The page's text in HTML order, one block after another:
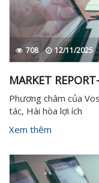
708 12/11/2025
MARKET
Phương châm của
tác, Hài hòa lợi ích
Xem thêm